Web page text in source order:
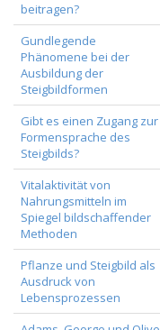
beitragen?
Gundlegende
Phänomene bei der
Ausbildung der
Steigbildformen
Gibt es einen Zugang zur
Formensprache des
Steigbilds?
Vitalaktivität von
Nahrungsmitteln im
Spiegel bildschaffender
Methoden
Pflanze und Steigbild als
Ausdruck von
Lebensprozessen